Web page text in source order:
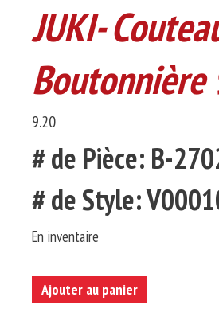
JUKI-
Boutonnière
9.20
# de Pièce: B-
# de Style:
En inventaire
quantité
Ajouter au panier